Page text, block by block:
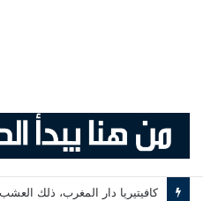
العراق… عندما تصبح الحرب